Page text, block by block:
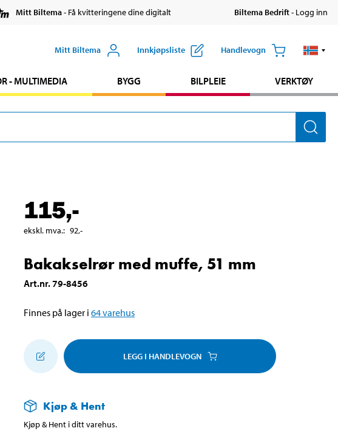
Mitt Biltema- Få kvitteringene dine digitalt Biltema Bedrift- Logg inn
Mitt Biltema Innkjøpsliste Handlevogn
- MULTIMEDIA BYGG BILPLEIE VERKTØY
115,-
ekskl. mva.: 92,-
Bakakselrør med muffe, 51 mm
Art.nr.79-8456
Finnes på lager i 64varehus
LEGG I HANDLEVOGN
Kjøp & Hent
Kjøp & Hent i ditt varehus.